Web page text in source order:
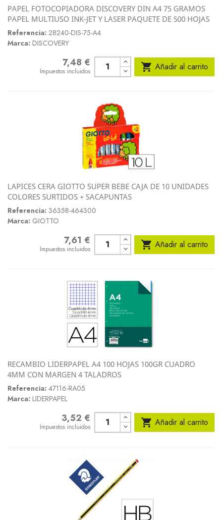
PAPEL FOTOCOPIADORA DISCOVERY DIN A4 75 GRAMOS
PAPEL MULTIUSO INK-JET Y LASER PAQUETE DE 500 HOJAS
Referencia: 28240-DIS-75-A4
Marca: DISCOVERY
7,48 €
Impuestos incluidos  Añadir al carrito
LAPICES CERA GIOTTO SUPER BEBE CAJA DE 10 UNIDADES
COLORES SURTIDOS + SACAPUNTAS
Referencia: 36358-464300
Marca: GIOTTO
7,61 €
Impuestos incluidos  Añadir al carrito
RECAMBIO LIDERPAPEL A4 100 HOJAS 100GR CUADRO
4MM CON MARGEN 4 TALADROS
Referencia: 47116-RA05
Marca: LIDERPAPEL
3,52 €
Impuestos incluidos  Añadir al carrito